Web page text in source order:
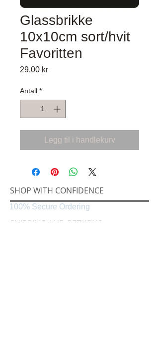
Glassbrikke
10x10cm sort/hvit
Favoritten
29,00 krPris
Antall *
Legg til i handlekurv
SHOP WITH CONFIDENCE
SHIPPING AND RETURNS
100% Secure Ordering